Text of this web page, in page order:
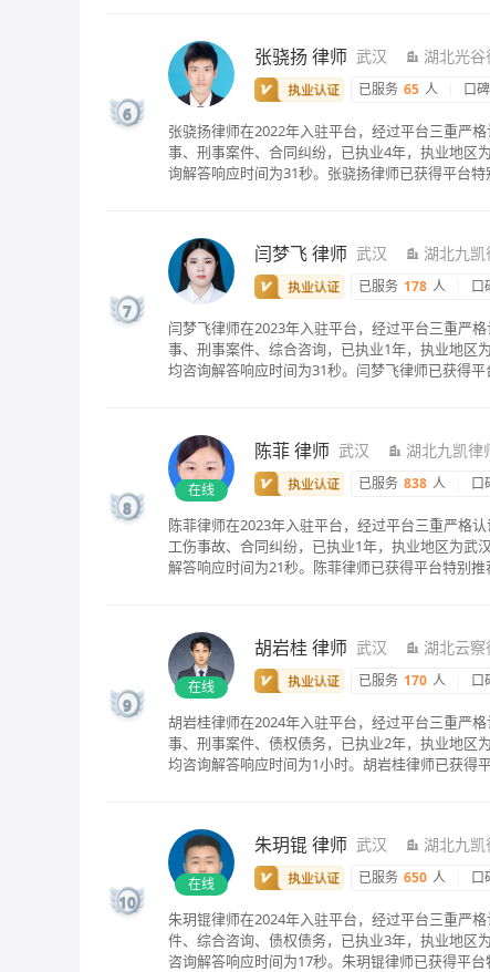
6
张骁扬 律师 武汉 湖北光
已服务 65 人 口
张骁扬律师在2022年入驻平台，经过平台三重严
事、刑事案件、合同纠纷，已执业4年，执业地区
询解答响应时间为31秒。张骁扬律师已获得平台特
7
闫梦飞律师 武汉 湖北九
已服务 178 人 口
闫梦飞律师在2023年入驻平台，经过平台三重严
事、刑事案件、综合咨询，已执业1年，执业地区
均咨询解答响应时间为31秒。闫梦飞律师已获得平
8
在线
陈菲律师 武汉 湖北九凯律
已服务 838 人 口
陈菲律师在2023年入驻平台，经过平台三重严格
工伤事故、合同纠纷，已执业1年，执业地区为武
解答响应时间为21秒。陈菲律师已获得平台特别推
9
在线
胡岩桂律师 武汉 湖北云
已服务 170 人 口
胡岩桂律师在2024年入驻平台，经过平台三重严
事、刑事案件、债权债务，已执业2年，执业地区
均咨询解答响应时间为1小时。胡岩桂律师已获得平
10
在线
朱玥锟 律师 武汉 湖北九
已服务 650 人 口
朱玥锟律师在2024年入驻平台，经过平台三重严
件、综合咨询、债权债务，已执业3年，执业地区
咨询解答响应时间为17秒。朱玥锟律师已获得平台